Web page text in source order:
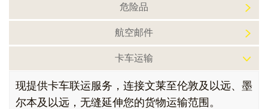
危险品
航空邮件
卡车运输
现提供卡车联运服务，连接文莱至伦敦及以远、墨
尔本及以远，无缝延伸您的货物运输范围。